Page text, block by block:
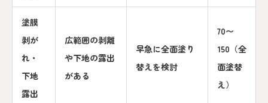
塗膜
剥が
れ・
下地
露出
広範囲の剥離
や下地の露出
がある
早急に全面塗り
替えを検討
70〜
150（全
面塗替
え）